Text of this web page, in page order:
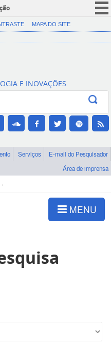
CORONAVÍRUS (COVID-19)
Canais
MAPA DO SITE
E INOVAÇÕES
Serviços
E-mail do Pesquisador
Área de imprensa
MENU